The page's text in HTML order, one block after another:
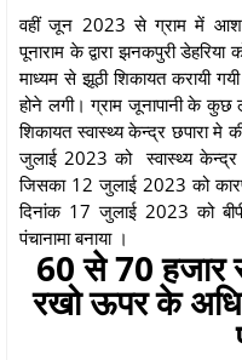
वहीं जून 2023 से ग्राम में
पूनाराम के द्वारा झनकपुरी
माध्यम से झूठी शिकायत करायी
होने लगी। ग्राम जूनापानी के कुछ
शिकायत स्वास्थ्य केन्द्र छपारा मे
जुलाई 2023 को स्वास्थ्य केन्द्र
जिसका 12 जुलाई 2023 को
दिनांक 17 जुलाई 2023 को
पंचानामा बनाया ।
60 से 70 हजार
रखो ऊपर के